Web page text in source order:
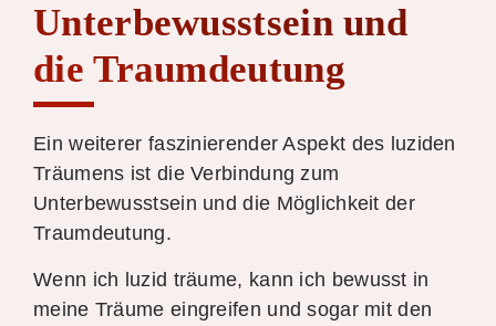
Unterbewusstsein und
die Traumdeutung
Ein weiterer faszinierender Aspekt des luziden
Träumens ist die Verbindung zum
Unterbewusstsein und die Möglichkeit der
Traumdeutung.
Wenn ich luzid träume, kann ich bewusst in
meine Träume eingreifen und sogar mit den